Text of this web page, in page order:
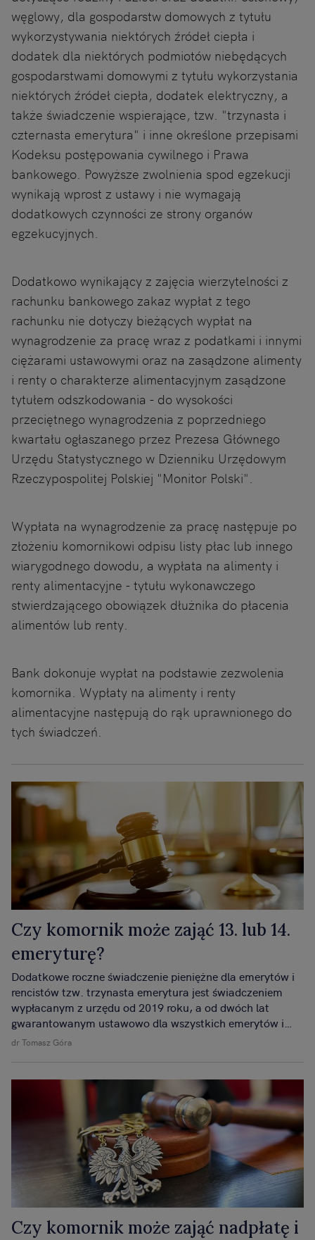
węglowy, dla gospodarstw domowych z tytułu
wykorzystywania niektórych źródeł ciepła i
dodatek dla niektórych podmiotów niebędących
gospodarstwami domowymi z tytułu wykorzystania
niektórych źródeł ciepła, dodatek elektryczny, a
także świadczenie wspierające, tzw. "trzynasta i
czternasta emerytura" i inne określone przepisami
Kodeksu postępowania cywilnego i Prawa
bankowego. Powyższe zwolnienia spod egzekucji
wynikają wprost z ustawy i nie wymagają
dodatkowych czynności ze strony organów
egzekucyjnych.
Dodatkowo wynikający z zajęcia wierzytelności z
rachunku bankowego zakaz wypłat z tego
rachunku nie dotyczy bieżących wypłat na
wynagrodzenie za pracę wraz z podatkami i innymi
ciężarami ustawowymi oraz na zasądzone alimenty
i renty o charakterze alimentacyjnym zasądzone
tytułem odszkodowania - do wysokości
przeciętnego wynagrodzenia z poprzedniego
kwartału ogłaszanego przez Prezesa Głównego
Urzędu Statystycznego w Dzienniku Urzędowym
Rzeczypospolitej Polskiej "Monitor Polski".
Wypłata na wynagrodzenie za pracę następuje po
złożeniu komornikowi odpisu listy płac lub innego
wiarygodnego dowodu, a wypłata na alimenty i
renty alimentacyjne - tytułu wykonawczego
stwierdzającego obowiązek dłużnika do płacenia
alimentów lub renty.
Bank dokonuje wypłat na podstawie zezwolenia
komornika. Wypłaty na alimenty i renty
alimentacyjne następują do rąk uprawnionego do
tych świadczeń.
Czy komornik może zająć 13. lub 14.
emeryturę?
dr Tomasz Góra
Dodatkowe roczne świadczenie pieniężne dla emerytów i
rencistów tzw. trzynasta emerytura jest świadczeniem
wypłacanym z urzędu od 2019 roku, a od dwóch lat
gwarantowanym ustawowo dla wszystkich emerytów i
rencistów.
Czy komornik może zająć nadpłatę i